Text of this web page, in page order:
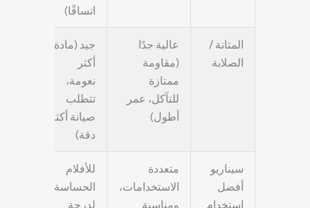
اتساقًا)
المتانة /
الصلابة
عالية جدًا
(مقاومة
ممتازة
للتآكل، عمر
أطول)
جيد (مادة
أكثر
نعومة،
تتطلب
صيانة أكثر
دقة)
سيناريو
أفضل
استخدام
متعددة
الاستخدامات،
ومناسبة
للأفلام
الحساسة
لدرجة